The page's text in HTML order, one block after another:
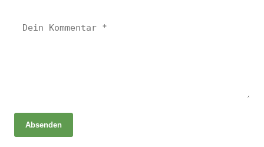
Absenden
24. Mai 2026